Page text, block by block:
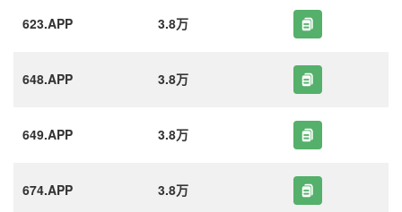
623.APP 3.8万
648.APP 3.8万
649.APP 3.8万
674.APP 3.8万